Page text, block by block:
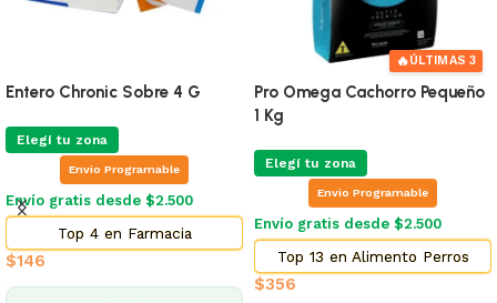
Entero Chronic Sobre 4 G
Elegí tu zona
Envio Programable
Envío gratis desde $2.500
Top 4 en Farmacia
$146
🔥ÚLTIMAS 3
Pro Omega Cachorro Pequeño
1 Kg
Elegí tu zona
Envio Programable
Envío gratis desde $2.500
Top 13 en Alimento Perros
$356